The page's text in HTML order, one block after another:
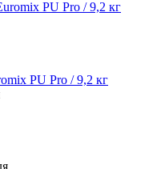
PU Pro / 9,2 кг